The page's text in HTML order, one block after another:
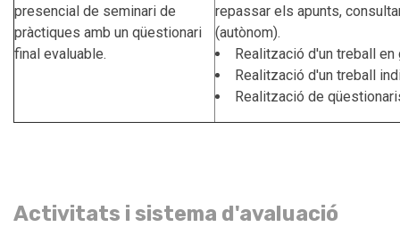
presencial de seminari de
pràctiques amb un qüestionari
final evaluable.
repassar els apunts,
(autònom).
Realització d'un treball en
Realització d'un treball
Realització de
Activitats i sistema d'avaluació